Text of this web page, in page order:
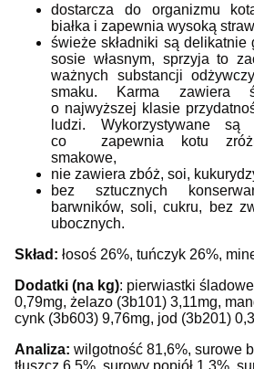
dostarcza do organizmu
białka i zapewnia wysoką
świeże składniki są
sosie własnym, sprzyja to
ważnych substancji
smaku. Karma zawiera
o najwyższej klasie
ludzi. Wykorzystywane
co
zapewnia kotu
smakowe,
nie zawiera zbóż, soi,
bez sztucznych
barwników, soli, cukru, bez
ubocznych.
Skład: łosoś 26%, tuńczyk 26%,
Dodatki (na kg): pierwiastki
0,79mg, żelazo (3b101) 3,11mg,
cynk (3b603) 9,76mg, jod (3b201)
Analiza: wilgotność 81,6%, surowe
tłuszcz 6,5%, surowy popiół 1,3%,